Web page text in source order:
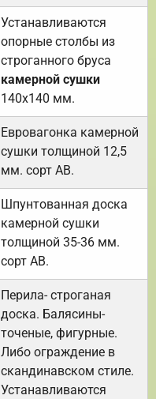
Устанавливаются
опорные столбы из
строганного бруса
камерной сушки
140х140 мм.
Евровагонка камерной
сушки толщиной 12,5
мм. сорт АВ.
Шпунтованная доска
камерной сушки
толщиной 35-36 мм.
сорт АВ.
Перила- строганая
доска. Балясины-
точеные, фигурные.
Либо ограждение в
скандинавском стиле.
Устанавливаются